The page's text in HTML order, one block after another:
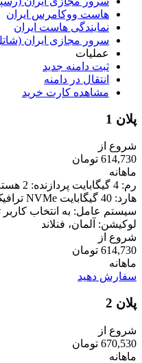
هاست ووکامرس ایران
نمایندگی هاست ایران
سرور مجازی ایران
عملیات
ثبت دامنه جدید
انتقال در دامنه
مشاهده کارت خرید
پلان 1
شروع از
614,730 تومان
ماهانه
سیستم عامل: به انتخاب
لوکیشن: آلمان، فنلاند
شروع از
614,730 تومان
ماهانه
سفارش دهید
پلان 2
شروع از
670,530 تومان
ماهانه